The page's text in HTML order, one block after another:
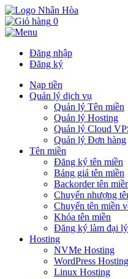
0
Đăng nhập
Đăng ký
Nạp tiền
Quản lý dịch vụ
Quản lý Tên miền
Quản lý Hosting
Quản lý Cloud
Quản lý Đơn hàng
Tên miền
Đăng ký tên miền
Bảng giá tên miền
Backorder tên
Chuyển nhượng
Chuyển tên miền
Khóa tên miền
Đăng ký làm đại lý
Hosting
NVMe Hosting
WordPress Hosting
Linux Hosting